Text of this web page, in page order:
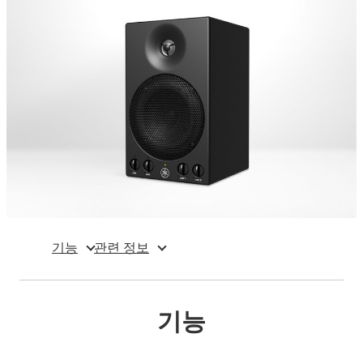
기능 관련 정보
기능